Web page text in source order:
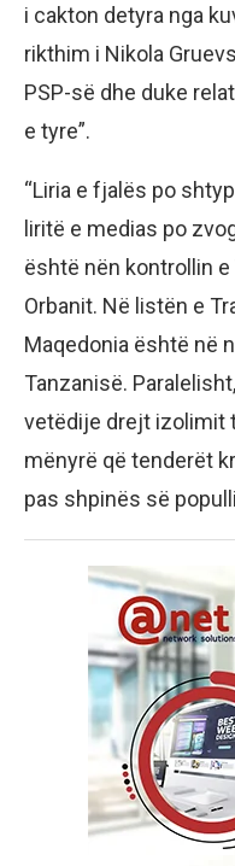
i cakton detyra nga
rikthim i Nikola
PSP-së dhe duke
e tyre”.
“Liria e fjalës po
liritë e medias po
është nën kontrollin e
Orbanit. Në listën e
Maqedonia është në
Tanzanisë.
vetëdije drejt izolimit
mënyrë që tenderët
pas shpinës së